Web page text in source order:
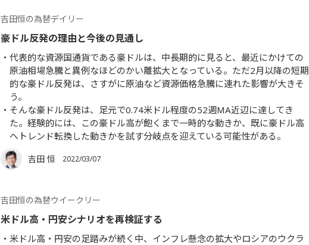
吉田恒の為替デイリー
豪ドル反発の理由と今後の見通し
代表的な資源国通貨である豪ドルは、中長期的に見ると、最近にかけての
原油相場急騰と異例なほどのかい離拡大となっている。ただ2月以降の短期
的な豪ドル反発は、さすがに原油など資源価格急騰に連れた影響が大きそ
う。
そんな豪ドル反発は、足元で0.74米ドル程度の52週MA近辺に達してき
た。経験的には、この豪ドル高が飽くまで一時的な動きか、既に豪ドル高
へトレンド転換した動きかを試す分岐点を迎えている可能性がある。
吉田 恒 2022/03/07
吉田恒の為替ウイークリー
米ドル高・円安シナリオを再検証する
米ドル高・円安の足踏みが続く中、インフレ懸念の拡大やロシアのウクラ